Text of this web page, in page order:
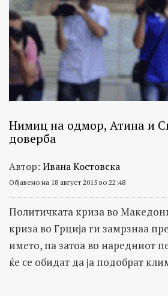
Нимиц на одмор, Атина и
доверба
Автор: Ивана Костовска
Објавено на 18 август 2015 во 22:48
Политичката криза во
криза во Грција ги замрзнаа
името, па затоа во наредниот
ќе се обидат да ја подобрат